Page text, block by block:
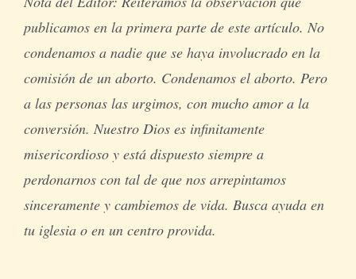
publicamos en la primera parte de este artículo. No
condenamos a nadie que se haya involucrado en la
comisión de un aborto. Condenamos el aborto. Pero
a las personas las urgimos, con mucho amor a la
conversión. Nuestro Dios es infinitamente
misericordioso y está dispuesto siempre a
perdonarnos con tal de que nos arrepintamos
sinceramente y cambiemos de vida. Busca ayuda en
tu iglesia o en un centro provida.